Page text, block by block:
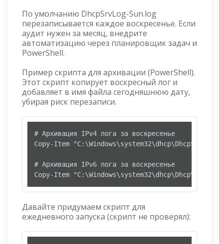
По умолчанию DhcpSrvLog-Sun.log
перезаписывается каждое воскресенье. Если
аудит нужен за месяц, внедрите
автоматизацию через планировщик задач и
PowerShell.
Пример скрипта для архивации (PowerShell).
Этот скрипт копирует воскресный лог и
добавляет в имя файла сегодняшнюю дату,
убирая риск перезаписи.
# Архивация IPv4 лога за воскресенье
Copy-Item
# Архивация IPv6 лога за воскресенье
Copy-Item
Давайте придумаем скрипт для
ежедневного запуска (скрипт не проверял):